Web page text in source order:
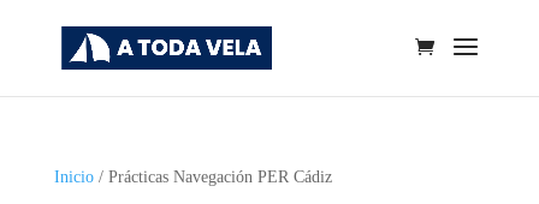
Inicio/ Prácticas Navegación PER Cádiz